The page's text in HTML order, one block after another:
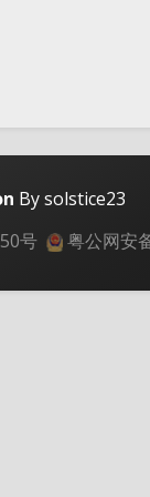
By solstice23
号 粤公网安